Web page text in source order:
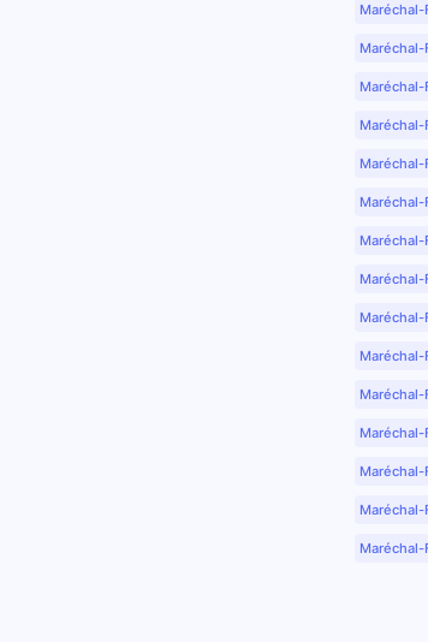
Maréchal-
Maréchal-
Maréchal-
Maréchal-
Maréchal-
Maréchal-
Maréchal-
Maréchal-
Maréchal-
Maréchal-
Maréchal-
Maréchal-